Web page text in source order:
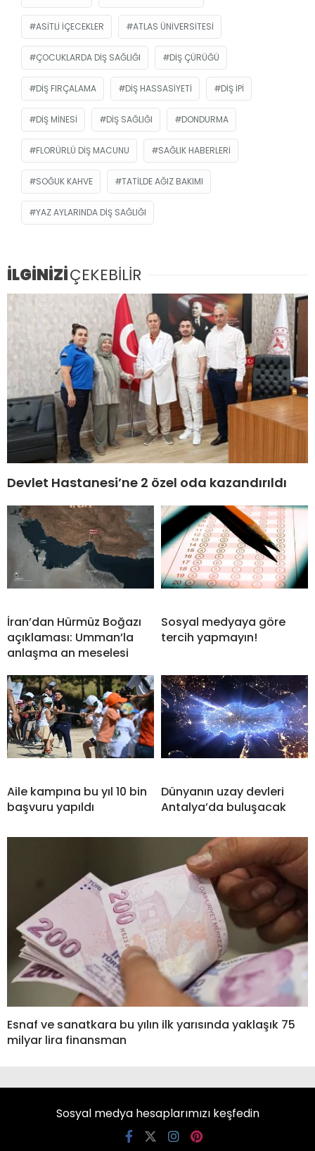
ASITLI IÇECEKLER ATLAS ÜNIVERSITESI
ÇOCUKLARDA DIŞ SAĞLIĞI DIŞ ÇÜRÜĞÜ
DIŞ FIRÇALAMA DIŞ HASSASIYETI DIŞ IPI
DIŞ MINESI DIŞ SAĞLIĞI DONDURMA
FLORÜRLÜ DIŞ MACUNU SAĞLIK HABERLERI
SOĞUK KAHVE TATILDE AĞIZ BAKIMI
YAZ AYLARINDA DIŞ SAĞLIĞI
İLGİNİZİÇEKEBİLİR
Devlet Hastanesi’ne 2 özel oda kazandırıldı
İran’dan Hürmüz Boğazı
açıklaması: Umman’la
anlaşma an meselesi
Sosyal medyaya göre
tercih yapmayın!
Aile kampına bu yıl 10 bin
başvuru yapıldı
Dünyanın uzay devleri
Antalya’da buluşacak
Esnaf ve sanatkara bu yılın ilk yarısında yaklaşık 75
milyar lira finansman
Sosyal medya hesaplarımızı keşfedin